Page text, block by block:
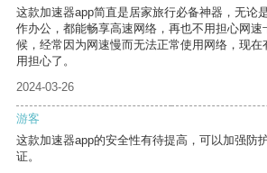
这款加速器app简直是居家旅行必备神器，无论
作办公，都能畅享高速网络，再也不用担心网
候，经常因为网速慢而无法正常使用网络，现在
用担心了。
2024-03-26
游客
这款加速器app的安全性有待提高，可以加强防
证。